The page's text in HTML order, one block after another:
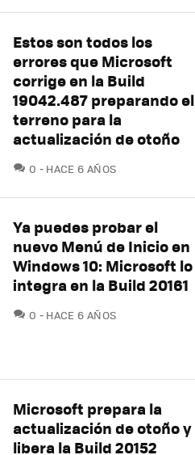
Estos son todos los
errores que Microsoft
corrige en la Build
19042.487 preparando el
terreno para la
actualización de otoño
0 COMENTARIOS
HACE 6 AÑOS
Ya puedes probar el
nuevo Menú de Inicio en
Windows 10: Microsoft lo
integra en la Build 20161
0 COMENTARIOS
HACE 6 AÑOS
Microsoft prepara la
actualización de otoño y
libera la Build 20152